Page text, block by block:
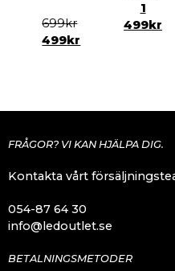
699kr
499kr
1
499kr
FRÅGOR? VI KAN HJÄLPA DIG.
Kontakta vårt
054-87 64 30
info@ledoutlet.se
BETALNINGSMETODER